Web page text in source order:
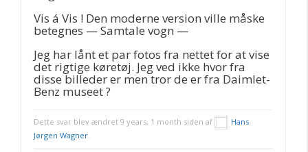
Vis á Vis ! Den moderne version ville måske
betegnes — Samtale vogn —
Jeg har lånt et par fotos fra nettet for at vise
det rigtige køretøj. Jeg ved ikke hvor fra
disse billeder er men tror de er fra Daimlet-
Benz museet ?
Dette svar blev ændret 9 years, 1 month siden af
Hans
Jørgen Wagner